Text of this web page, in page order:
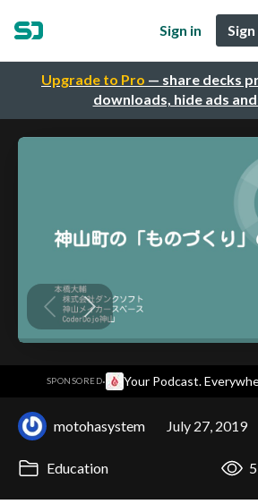
Upgrade to Pro — share decks
downloads, hide ads
Sign in
SPONSORED· Your Podcast.
motohasystem July 27, 2019
Education